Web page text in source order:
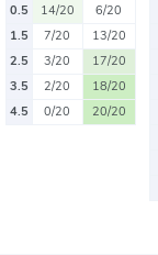
0.5
14/20
6/20
1.5
7/20
13/20
2.5
3/20
17/20
3.5
2/20
18/20
4.5
0/20 20/20